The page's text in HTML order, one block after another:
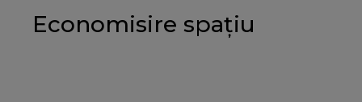
Economisire spațiu